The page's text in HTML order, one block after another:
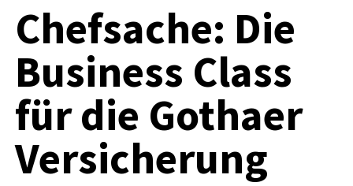
Chefsache: Die
Business Class
für die Gothaer
Versicherung